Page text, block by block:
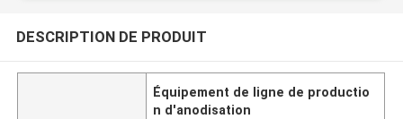
DESCRIPTION DE PRODUIT
Équipement de ligne de productio
n d'anodisation